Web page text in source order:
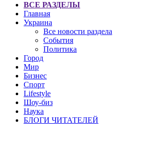
ВСЕ РАЗДЕЛЫ
Главная
Украина
Все новости раздела
События
Политика
Город
Мир
Бизнес
Спорт
Lifestyle
Шоу-биз
Наука
БЛОГИ ЧИТАТЕЛЕЙ